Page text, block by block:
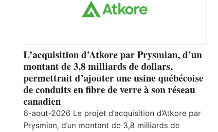
L’acquisition d’Atkore par Prysmian, d’un
montant de 3,8 milliards de dollars,
permettrait d’ajouter une usine québécoise
de conduits en fibre de verre à son réseau
canadien
6-aout-2026 Le projet d’acquisition d’Atkore par
Prysmian, d’un montant de 3,8 milliards de